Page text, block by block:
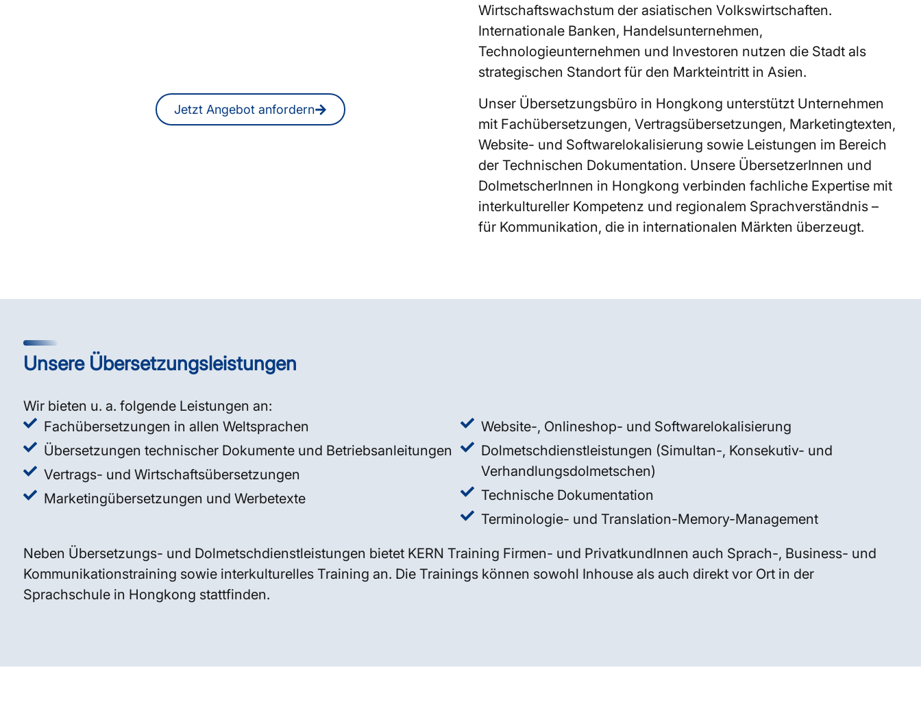
Jetzt Angebot anfordern
Wirtschaftswachstum der asiatischen Volkswirtschaften.
Internationale Banken, Handelsunternehmen,
Technologieunternehmen und Investoren nutzen die Stadt als
strategischen Standort für den Markteintritt in Asien.
Unser Übersetzungsbüro in Hongkong unterstützt Unternehmen
mit Fachübersetzungen, Vertragsübersetzungen, Marketingtexten,
Website- und Softwarelokalisierung sowie Leistungen im Bereich
der Technischen Dokumentation. Unsere ÜbersetzerInnen und
DolmetscherInnen in Hongkong verbinden fachliche Expertise mit
interkultureller Kompetenz und regionalem Sprachverständnis –
für Kommunikation, die in internationalen Märkten überzeugt.
Unsere Übersetzungsleistungen
Wir bieten u. a. folgende Leistungen an:
Fachübersetzungen in allen Weltsprachen
Übersetzungen technischer Dokumente und Betriebsanleitungen
Vertrags- und Wirtschaftsübersetzungen
Marketingübersetzungen und Werbetexte
Website-, Onlineshop- und Softwarelokalisierung
Dolmetschdienstleistungen (Simultan-, Konsekutiv- und
Verhandlungsdolmetschen)
Technische Dokumentation
Terminologie- und Translation-Memory-Management
Neben Übersetzungs- und Dolmetschdienstleistungen bietet KERN Training Firmen- und PrivatkundInnen auch Sprach-, Business- und
Kommunikationstraining sowie interkulturelles Training an. Die Trainings können sowohl Inhouse als auch direkt vor Ort in der
Sprachschule in Hongkong stattfinden.